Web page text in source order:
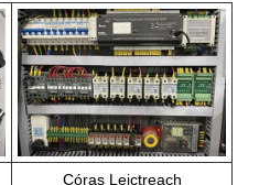
Córas Leictreach